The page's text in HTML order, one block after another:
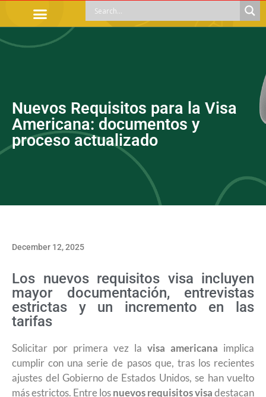
Nuevos Requisitos para la Visa
Americana: documentos y
proceso actualizado
December 12, 2025
Los nuevos requisitos visa incluyen
mayor documentación, entrevistas
estrictas y un incremento en las
tarifas
Solicitar por primera vez la visa americana implica
cumplir con una serie de pasos que, tras los recientes
ajustes del Gobierno de Estados Unidos, se han vuelto
más estrictos. Entre losnuevos requisitos visadestacan